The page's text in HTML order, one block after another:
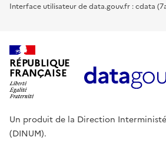
Interface utilisateur de data.gouv.fr : cdata
RÉPUBLIQUE
FRANÇAISE
Un produit de la Direction
(DINUM).